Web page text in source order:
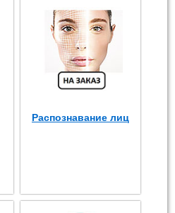
Распознавание лиц